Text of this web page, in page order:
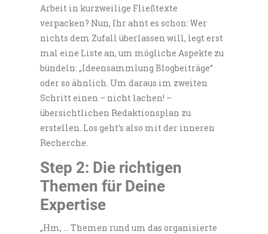
Arbeit in kurzweilige Fließtexte
verpacken? Nun, Ihr ahnt es schon: Wer
nichts dem Zufall überlassen will, legt erst
mal eine Liste an, um mögliche Aspekte zu
bündeln: „Ideensammlung Blogbeiträge“
oder so ähnlich. Um daraus im zweiten
Schritt einen – nicht lachen! –
übersichtlichen Redaktionsplan zu
erstellen. Los geht’s also mit der inneren
Recherche.
Step 2: Die richtigen
Themen für Deine
Expertise
„Hm, … Themen rund um das organisierte